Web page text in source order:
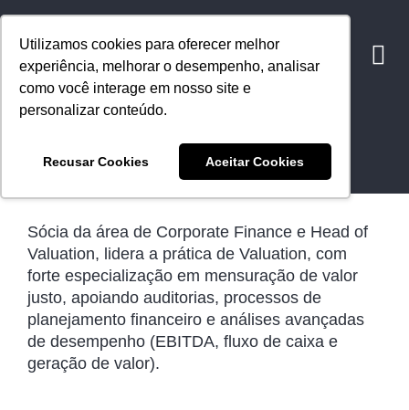
Utilizamos cookies para oferecer melhor
experiência, melhorar o desempenho, analisar
como você interage em nosso site e
personalizar conteúdo.
Recusar Cookies Aceitar Cookies
Paula Ragazzi
Sócia da área de Corporate Finance e Head of
Valuation, lidera a prática de Valuation, com
forte especialização em mensuração de valor
justo, apoiando auditorias, processos de
planejamento financeiro e análises avançadas
de desempenho (EBITDA, fluxo de caixa e
geração de valor).